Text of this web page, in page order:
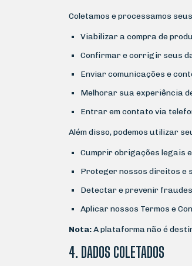
Coletamos e processamos
Viabilizar a compra de
Confirmar e corrigir seus
Enviar comunicações e
Melhorar sua experiência
Entrar em contato via
Além disso, podemos utilizar
Cumprir obrigações legais
Proteger nossos direitos e
Detectar e prevenir
Aplicar nossos Termos e
Nota:A plataforma não é
4. DADOS COLETADOS